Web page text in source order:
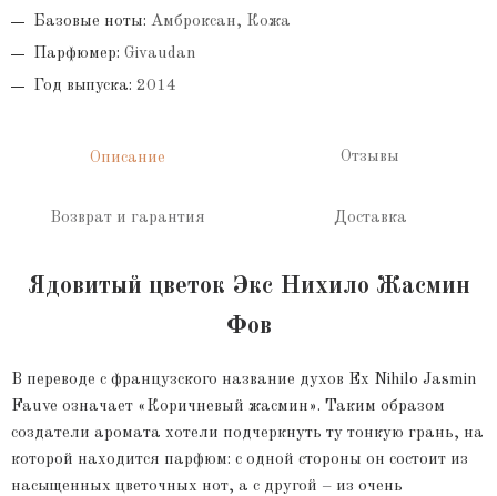
Базовые ноты: Амброксан, Кожа
Парфюмер: Givaudan
Год выпуска: 2014
Описание Отзывы
Возврат и гарантия Доставка
Ядовитый цветок Экс Нихило Жасмин
Фов
В переводе с французского название духов Ex Nihilo Jasmin
Fauve означает «Коричневый жасмин». Таким образом
создатели аромата хотели подчеркнуть ту тонкую грань, на
которой находится парфюм: с одной стороны он состоит из
насыщенных цветочных нот, а с другой – из очень